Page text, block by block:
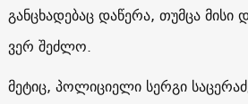
განცხადებაც დაწერა, თუმცა მისი
ვერ შეძლო.
მეტიც, პოლიციელი სერგი